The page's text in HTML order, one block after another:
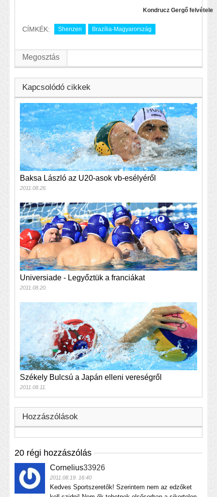
Kondrucz Gergő felvétele
CÍMKÉK: Shenzen Brazília-Magyarország
Megosztás
Kapcsolódó cikkek
Baksa László az U20-asok vb-esélyéről
2011.08.26.
Universiade - Legyőztük a franciákat
2011.08.20.
Székely Bulcsú a Japán elleni vereségről
2011.08.11.
Hozzászólások
20 régi hozzászólás
Cornelius33926
2011.08.19. 16:40
Kedves Sportszeretők! Szerintem nem az edzőket